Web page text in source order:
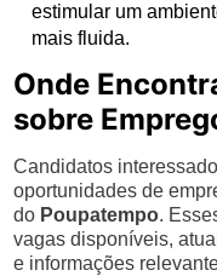
estimular um
mais fluida.
Onde
sobre
Candidatos
oportunidades de
do Poupatempo.
vagas disponíveis,
e informações